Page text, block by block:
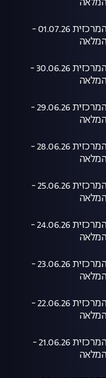
המהדורה המרכזית 01.07.26 -
המהדורה המרכזית 30.06.26 -
המהדורה המרכזית 29.06.26 -
המהדורה המרכזית 28.06.26 -
המהדורה המרכזית 25.06.26 -
המהדורה המרכזית 24.06.26 -
המהדורה המרכזית 23.06.26 -
המהדורה המרכזית 22.06.26 -
המהדורה המרכזית 21.06.26 -